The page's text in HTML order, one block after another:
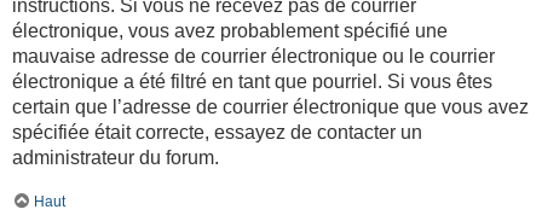
instructions. Si vous ne recevez pas de courrier
électronique, vous avez probablement spécifié une
mauvaise adresse de courrier électronique ou le courrier
électronique a été filtré en tant que pourriel. Si vous êtes
certain que l’adresse de courrier électronique que vous avez
spécifiée était correcte, essayez de contacter un
administrateur du forum.
Haut